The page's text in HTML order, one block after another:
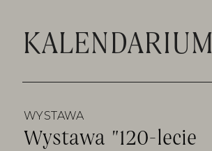
KALENDARIUM
WYSTAWA
Wystawa "120-lecie